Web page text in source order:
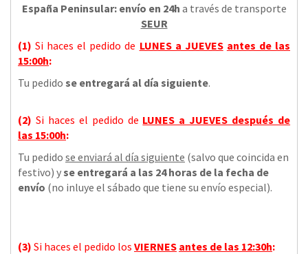
España Peninsular: envío en 24h a través de transporte
SEUR
(1)Si haces el pedido de LUNES a JUEVES antes de las
15:00h:
Tu pedido se entregará al día siguiente.
(2) Si haces el pedido de LUNES a JUEVES después de
las 15:00h:
Tu pedido se enviará al día siguiente (salvo que coincida en
festivo) yse entregará a las 24 horas de la fecha de
envío (no inluye el sábado que tiene su envío especial).
(3) Si haces el pedido los VIERNES antes de las 12:30h: